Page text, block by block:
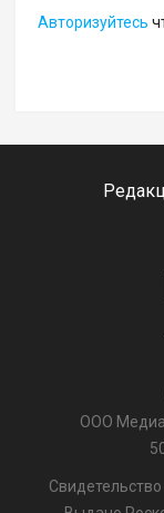
Авторизуйтесь
ООО